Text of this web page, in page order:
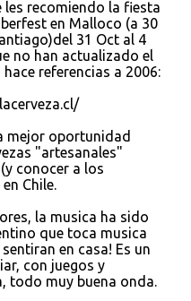
les recomiendo la fiesta
en Malloco (a 30
31 Oct al 4
no han actualizado el
referencias a 2006:
mejor oportunidad
"artesanales"
conocer a los
Chile.
la musica ha sido
que toca musica
en casa! Es un
con juegos y
todo muy buena onda.